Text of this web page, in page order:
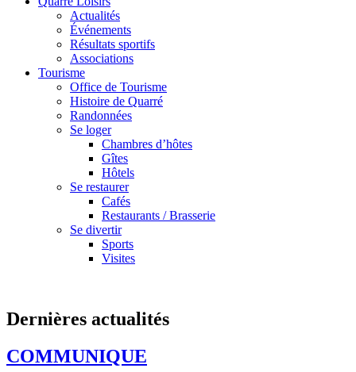
Actualités
Événements
Résultats sportifs
Associations
Tourisme
Office de Tourisme
Histoire de Quarré
Randonnées
Se loger
Chambres d’hôtes
Gîtes
Hôtels
Se restaurer
Cafés
Restaurants / Brasserie
Se divertir
Sports
Visites
Dernières actualités
COMMUNIQUE